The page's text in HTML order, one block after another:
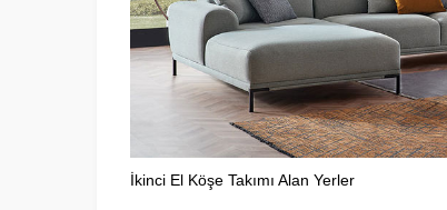
İkinci El Köşe Takımı Alan Yerler